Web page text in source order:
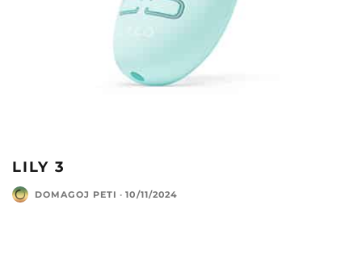
LILY 3
DOMAGOJ PETI · 10/11/2024